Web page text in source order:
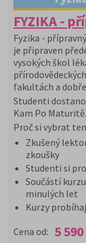
FYZIKA -
Fyzika -
je připraven
vysokých škol
fakultách a
Studenti
Kam Po Maturitě.
Proč si vybrat
Zkušený
zkoušky
Studenti si
Součástí
minulých let
Kurzy
Cena od: 5